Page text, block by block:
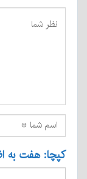
کپچا: هفت به